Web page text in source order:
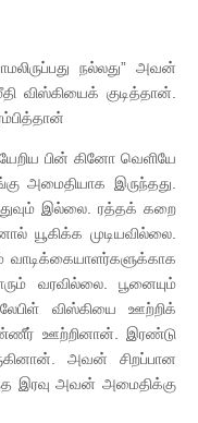
நல்லது” அவன்
விஸ்கியைக் குடித்தான்.
பின் கினோ வெளியே
அமைதியாக இருந்தது.
இல்லை. ரத்தக் கறை
யூகிக்க முடியவில்லை.
வாடிக்கையாளர்களுக்காக
வரவில்லை. பூனையும்
விஸ்கியை ஊற்றிக்
ஊற்றினான். இரண்டு
அவன் சிறப்பான
இரவு அவன் அமைதிக்கு